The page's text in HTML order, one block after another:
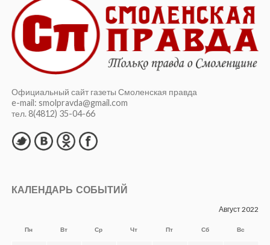
Официальный сайт газеты Смоленская правда
e-mail: smolpravda@gmail.com
тел. 8(4812) 35-04-66
КАЛЕНДАРЬ СОБЫТИЙ
Август 2022
Пн Вт Ср Чт Пт Сб Вс